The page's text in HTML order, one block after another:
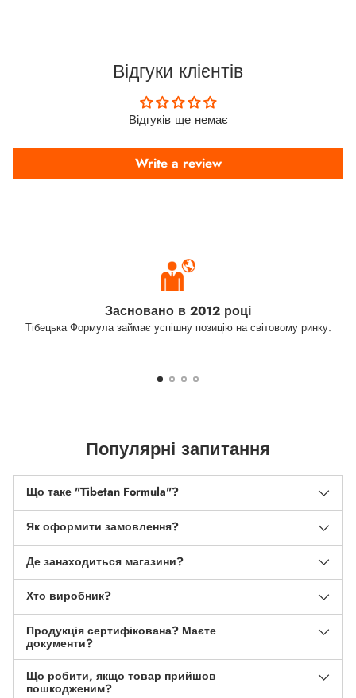
Відгуки клієнтів
Відгуків ще немає
Write a review
Засновано в 2012 році
Тібецька Формула займає успішну позицію на світовому ринку.
Популярні запитання
Що таке "Tibetan Formula"?
Як оформити замовлення?
Де занаходиться магазини?
Хто виробник?
Продукція сертифікована? Маєте
документи?
Що робити, якщо товар прийшов
пошкодженим?